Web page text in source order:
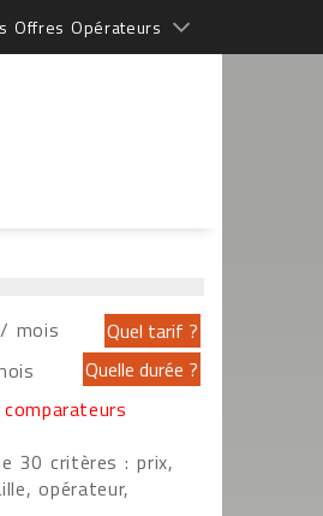
Offres Opérateurs
mois
30 critères : prix,
opérateur,